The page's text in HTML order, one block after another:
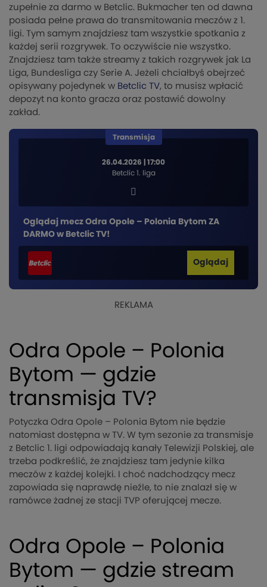
zupełnie za darmo w Betclic. Bukmacher ten od dawna
posiada pełne prawa do transmitowania meczów z 1.
ligi. Tym samym znajdziesz tam wszystkie spotkania z
każdej serii rozgrywek. To oczywiście nie wszystko.
Znajdziesz tam także streamy z takich rozgrywek jak La
Liga, Bundesliga czy Serie A. Jeżeli chciałbyś obejrzeć
opisywany pojedynek w Betclic TV, to musisz wpłacić
depozyt na konto gracza oraz postawić dowolny
zakład.
26.04.2026 | 17:00
Betclic 1. liga
Transmisja
Oglądaj mecz Odra Opole – Polonia Bytom ZA
DARMO w Betclic TV!
Oglądaj
REKLAMA
Odra Opole – Polonia
Bytom — gdzie
transmisja TV?
Potyczka Odra Opole – Polonia Bytom nie będzie
natomiast dostępna w TV. W tym sezonie za transmisje
z Betclic 1. ligi odpowiadają kanały Telewizji Polskiej, ale
trzeba podkreślić, że znajdziesz tam jedynie kilka
meczów z każdej kolejki. I choć nadchodzący mecz
zapowiada się naprawdę nieźle, to nie znalazł się w
ramówce żadnej ze stacji TVP oferującej mecze.
Odra Opole – Polonia
Bytom — gdzie stream